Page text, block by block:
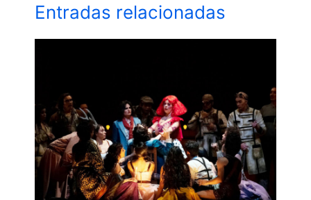
Entradas relacionadas